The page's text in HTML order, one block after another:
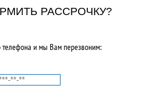
РАССРОЧКУ?
телефона и мы Вам перезвоним: